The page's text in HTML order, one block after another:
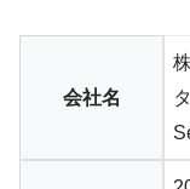
会社名